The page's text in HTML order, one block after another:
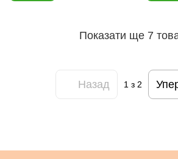
Показати ще 7
Назад 1 з 2